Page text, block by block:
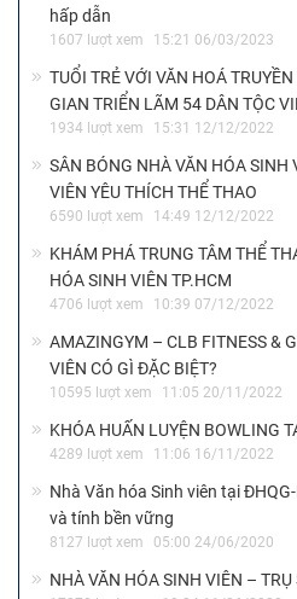
hấp dẫn
1607 lượt xem 15:21 06/03/2023
TUỔI TRẺ VỚI VĂN HOÁ
GIAN TRIỂN LÃM 54 DÂN TỘC
1934 lượt xem 15:31 12/12/2022
SÂN BÓNG NHÀ VĂN HÓA
VIÊN YÊU THÍCH THỂ THAO
6590 lượt xem 14:49 12/12/2022
KHÁM PHÁ TRUNG TÂM THỂ
HÓA SINH VIÊN TP.HCM
4706 lượt xem 10:39 07/12/2022
AMAZINGYM – CLB FITNESS &
VIÊN CÓ GÌ ĐẶC BIỆT?
10595 lượt xem 11:05 20/11/2022
KHÓA HUẤN LUYỆN BOWLING
4289 lượt xem 11:06 16/11/2022
Nhà Văn hóa Sinh viên tại
và tính bền vững
8127 lượt xem 05:00 24/06/2020
NHÀ VĂN HÓA SINH VIÊN – TRỤ